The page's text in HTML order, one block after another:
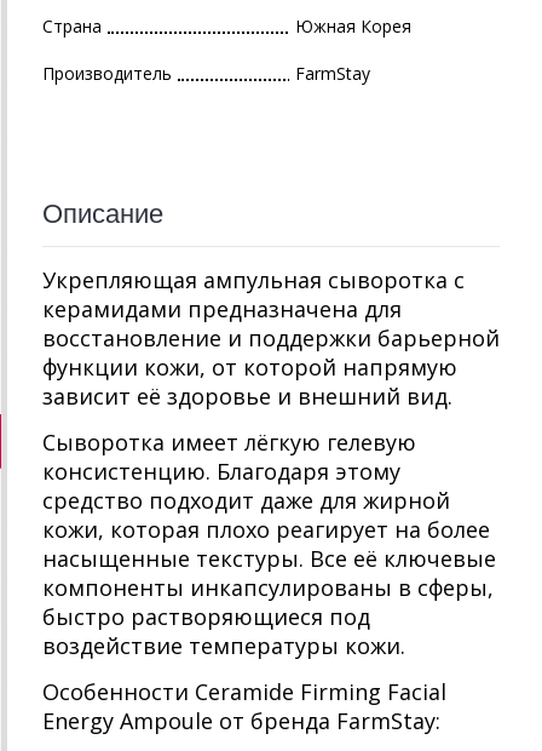
Страна Южная Корея
Производитель FarmStay
Описание
Укрепляющая ампульная сыворотка с
керамидами предназначена для
восстановление и поддержки барьерной
функции кожи, от которой напрямую
зависит её здоровье и внешний вид.
Сыворотка имеет лёгкую гелевую
консистенцию. Благодаря этому
средство подходит даже для жирной
кожи, которая плохо реагирует на более
насыщенные текстуры. Все её ключевые
компоненты инкапсулированы в сферы,
быстро растворяющиеся под
воздействие температуры кожи.
Особенности Ceramide Firming Facial
Energy Ampoule от бренда FarmStay: